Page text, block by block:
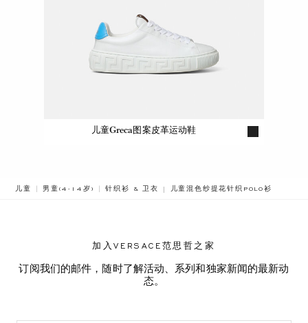
儿童Greca图案皮革运动鞋
儿童 男童(4-14岁) 针织衫 & 卫衣 儿童混色纱提花针织POLO衫
加入VERSACE范思哲之家
订阅我们的邮件，随时了解活动、系列和独家新闻的最新动
态。